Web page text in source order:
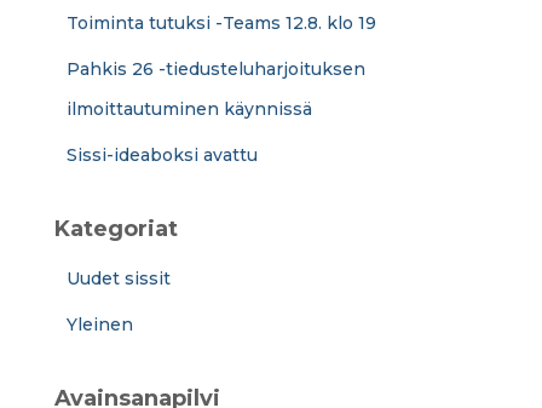
Toiminta tutuksi -Teams 12.8. klo 19
Pahkis 26 -tiedusteluharjoituksen
ilmoittautuminen käynnissä
Sissi-ideaboksi avattu
Kategoriat
Uudet sissit
Yleinen
Avainsanapilvi